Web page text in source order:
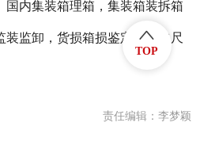
国内集装箱理箱，集装箱装拆箱
监卸，货损箱损鉴定以及水尺
责任编辑：李梦颖
TOP